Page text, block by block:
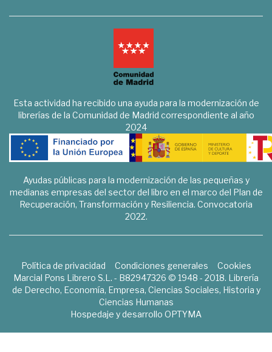
Esta actividad ha recibido una ayuda para la modernización de
librerías de la Comunidad de Madrid correspondiente al año
2024
Ayudas públicas para la modernización de las pequeñas y
medianas empresas del sector del libro en el marco del Plan de
Recuperación, Transformación y Resiliencia. Convocatoria
2022.
Política de privacidad Condiciones generales
Cookies
Marcial Pons Librero S.L. - B82947326 © 1948 - 2018. Librería
de Derecho, Economía, Empresa, Ciencias Sociales, Historia y
Ciencias Humanas
Hospedaje y desarrollo OPTYMA